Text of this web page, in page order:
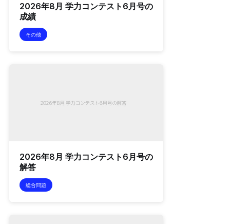
2026年8月 学力コンテスト6月号の
成績
その他
2026年8月 学力コンテスト6月号の
解答
総合問題